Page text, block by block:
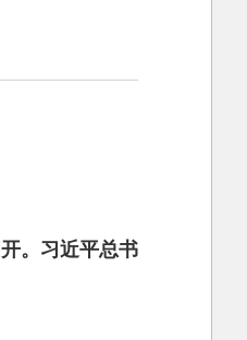
。习近平总书